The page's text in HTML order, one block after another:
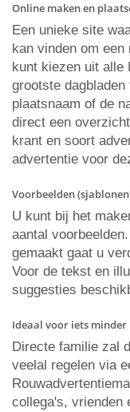
Online maken en
Een unieke site
kan vinden om
kunt kiezen uit alle
grootste
plaatsnaam of de
direct een
krant en soort
advertentie voor
Voorbeelden
U kunt bij het
aantal
gemaakt gaat u
Voor de tekst en
suggesties
Ideaal voor iets
Directe familie zal
veelal regelen via
collega's, vrienden